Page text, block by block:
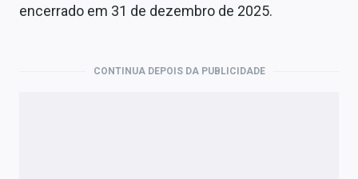
Mercados
encerrado em 31 de dezembro de 2025.
CONTINUA DEPOIS DA PUBLICIDADE